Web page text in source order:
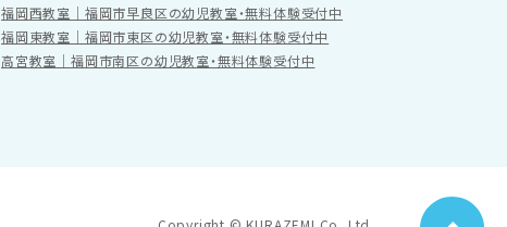
福岡西教室｜福岡市早良区の幼児教室・無料体験受付中
福岡東教室｜福岡市東区の幼児教室・無料体験受付中
高宮教室｜福岡市南区の幼児教室・無料体験受付中